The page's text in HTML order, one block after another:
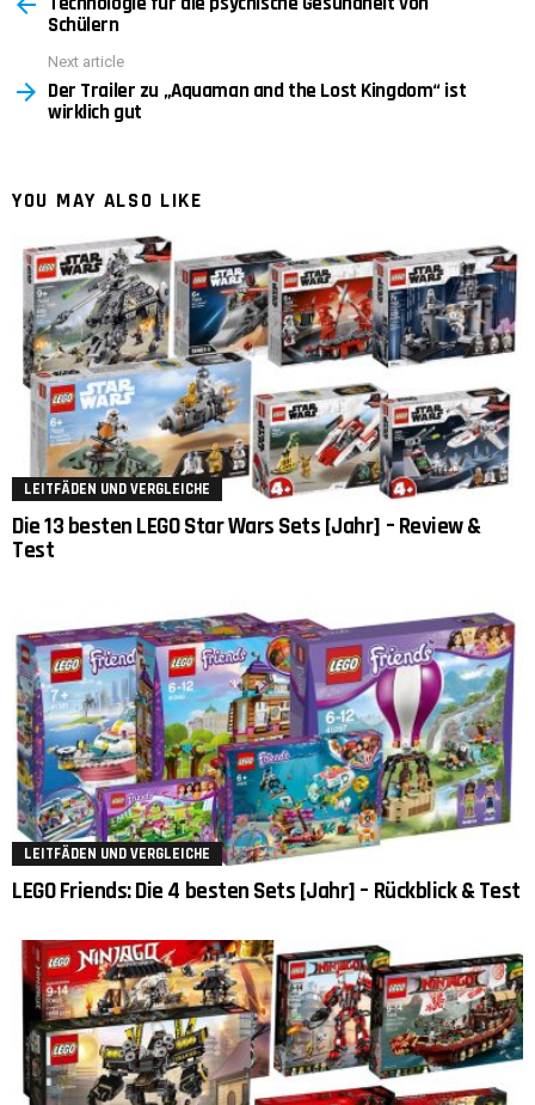
Schülern
Next article
Der Trailer zu „Aquaman and the Lost Kingdom“ ist
wirklich gut
YOU MAY ALSO LIKE
LEITFÄDEN UND VERGLEICHE
Die 13 besten LEGO Star Wars Sets [Jahr] – Review &
Test
LEITFÄDEN UND VERGLEICHE
LEGO Friends: Die 4 besten Sets [Jahr] – Rückblick & Test